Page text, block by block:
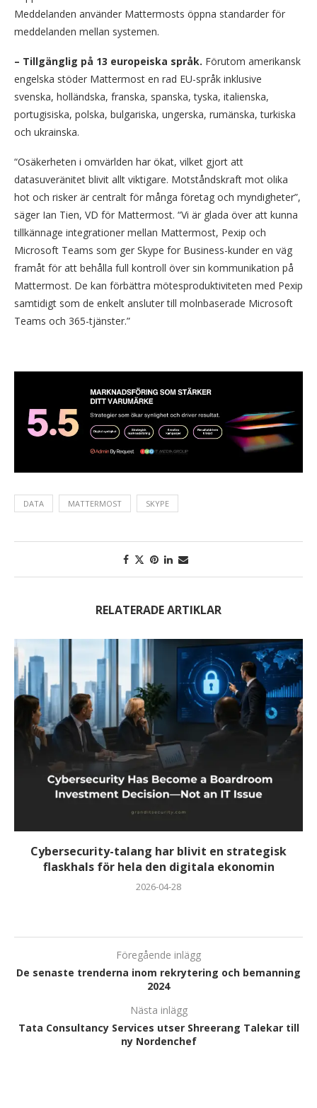
Meddelanden använder Mattermosts öppna standarder för
meddelanden mellan systemen.
– Tillgänglig på 13 europeiska språk. Förutom amerikansk
engelska stöder Mattermost en rad EU-språk inklusive
svenska, holländska, franska, spanska, tyska, italienska,
portugisiska, polska, bulgariska, ungerska, rumänska, turkiska
och ukrainska.
“Osäkerheten i omvärlden har ökat, vilket gjort att
datasuveränitet blivit allt viktigare. Motståndskraft mot olika
hot och risker är centralt för många företag och myndigheter”,
säger Ian Tien, VD för Mattermost. “Vi är glada över att kunna
tillkännage integrationer mellan Mattermost, Pexip och
Microsoft Teams som ger Skype for Business-kunder en väg
framåt för att behålla full kontroll över sin kommunikation på
Mattermost. De kan förbättra mötesproduktiviteten med Pexip
samtidigt som de enkelt ansluter till molnbaserade Microsoft
Teams och 365-tjänster.”
DATA MATTERMOST SKYPE
RELATERADE ARTIKLAR
Cybersecurity-talang har blivit en strategisk
flaskhals för hela den digitala ekonomin
2026-04-28
Föregående inlägg
De senaste trenderna inom rekrytering och bemanning
2024
Nästa inlägg
Tata Consultancy Services utser Shreerang Talekar till
ny Nordenchef